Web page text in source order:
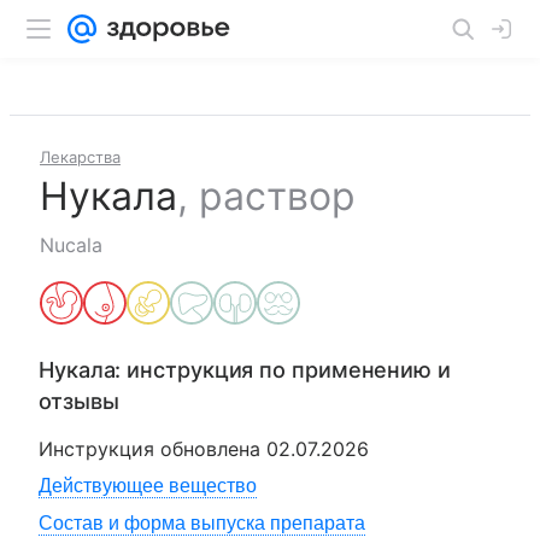
Лекарства
Нукала, раствор
Nucala
Нукала: инструкция по применению и
отзывы
Инструкция обновлена 02.07.2026
Действующее вещество
Состав и форма выпуска препарата